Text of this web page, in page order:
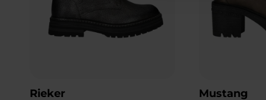
Rieker Mustang